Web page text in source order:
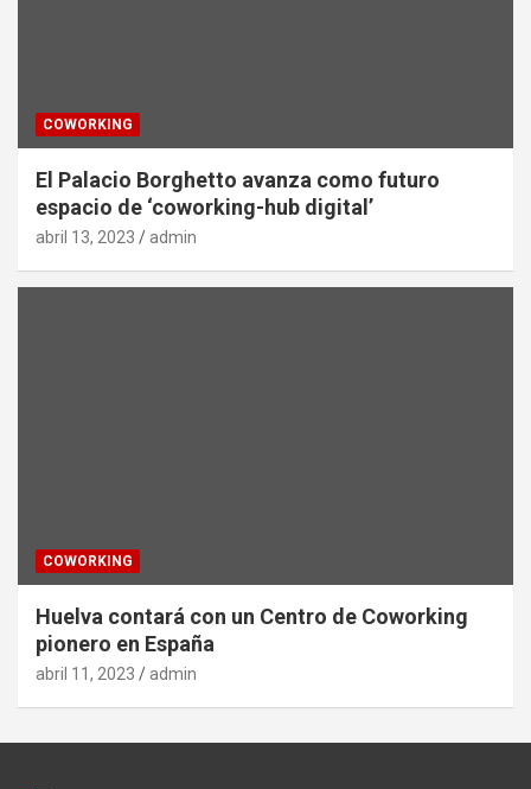
COWORKING
El Palacio Borghetto avanza como futuro
espacio de ‘coworking-hub digital’
abril 13, 2023 admin
COWORKING
Huelva contará con un Centro de Coworking
pionero en España
abril 11, 2023 admin